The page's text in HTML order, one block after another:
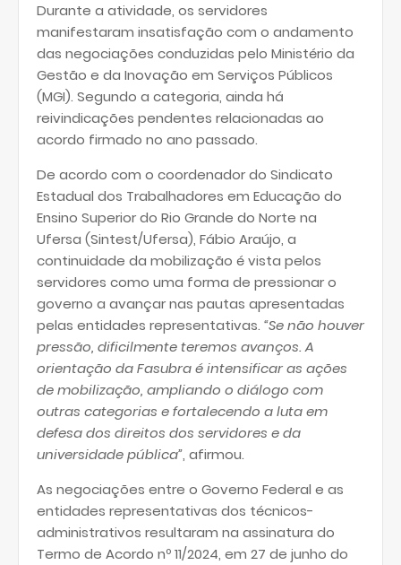
Durante a atividade, os servidores
manifestaram insatisfação com o andamento
das negociações conduzidas pelo Ministério da
Gestão e da Inovação em Serviços Públicos
(MGI). Segundo a categoria, ainda há
reivindicações pendentes relacionadas ao
acordo firmado no ano passado.
De acordo com o coordenador do Sindicato
Estadual dos Trabalhadores em Educação do
Ensino Superior do Rio Grande do Norte na
Ufersa (Sintest/Ufersa), Fábio Araújo, a
continuidade da mobilização é vista pelos
servidores como uma forma de pressionar o
governo a avançar nas pautas apresentadas
pelas entidades representativas. “Se não houver
pressão, dificilmente teremos avanços. A
orientação da Fasubra é intensificar as ações
de mobilização, ampliando o diálogo com
outras categorias e fortalecendo a luta em
defesa dos direitos dos servidores e da
universidade pública”, afirmou.
As negociações entre o Governo Federal e as
entidades representativas dos técnicos-
administrativos resultaram na assinatura do
Termo de Acordo nº 11/2024, em 27 de junho do